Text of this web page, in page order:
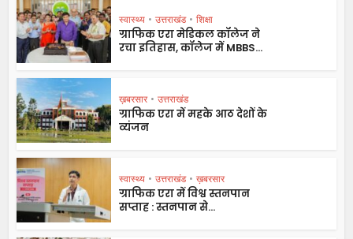
स्वास्थ्य • उत्तराखंड • शिक्षा
ग्राफिक एरा मेडिकल कॉलेज ने
रचा इतिहास, कॉलेज में MBBS...
ख़बरसार • उत्तराखंड
ग्राफिक एरा में महके आठ देशों के
व्यंजन
स्वास्थ्य • उत्तराखंड • ख़बरसार
ग्राफिक एरा में विश्व स्तनपान
सप्ताह : स्तनपान से...